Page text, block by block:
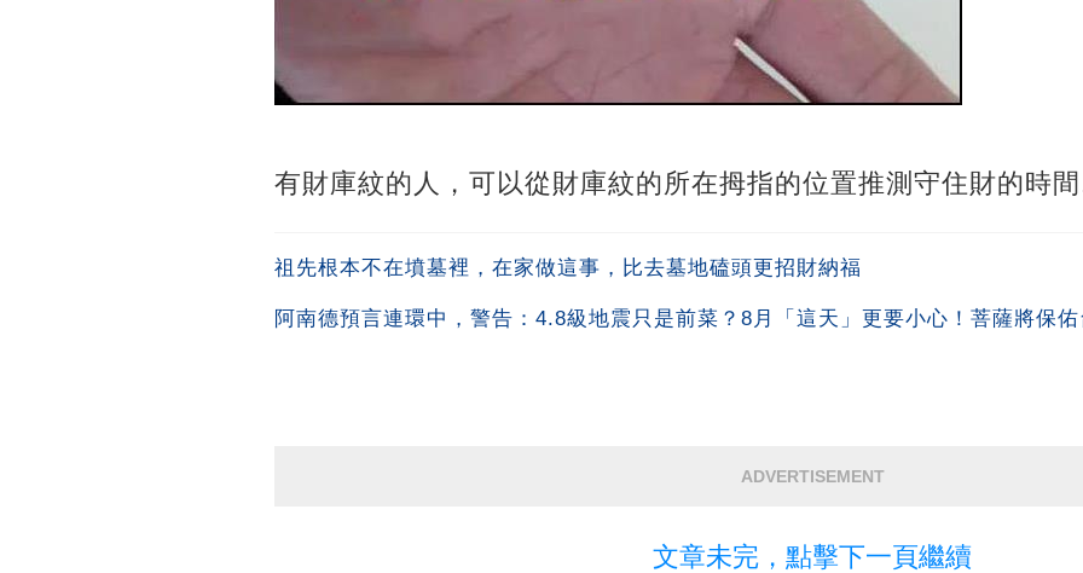
有財庫紋的人，可以從財庫紋的所在拇指的位置推測守住財的時間
祖先根本不在墳墓裡，在家做這事，比去墓地磕頭更招財納福
阿南德預言連環中，警告：4.8級地震只是前菜？8月「這天」更要小心！菩薩將保
ADVERTISEMENT
文章未完，點擊下一頁繼續